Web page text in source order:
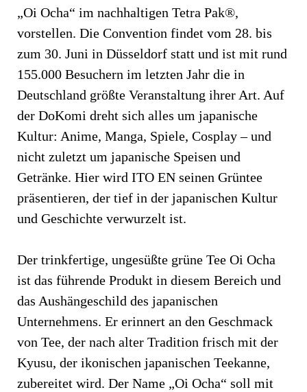
„Oi Ocha“ im nachhaltigen Tetra Pak®,
vorstellen. Die Convention findet vom 28. bis
zum 30. Juni in Düsseldorf statt und ist mit rund
155.000 Besuchern im letzten Jahr die in
Deutschland größte Veranstaltung ihrer Art. Auf
der DoKomi dreht sich alles um japanische
Kultur: Anime, Manga, Spiele, Cosplay – und
nicht zuletzt um japanische Speisen und
Getränke. Hier wird ITO EN seinen Grüntee
präsentieren, der tief in der japanischen Kultur
und Geschichte verwurzelt ist.
Der trinkfertige, ungesüßte grüne Tee Oi Ocha
ist das führende Produkt in diesem Bereich und
das Aushängeschild des japanischen
Unternehmens. Er erinnert an den Geschmack
von Tee, der nach alter Tradition frisch mit der
Kyusu, der ikonischen japanischen Teekanne,
zubereitet wird. Der Name „Oi Ocha“ soll mit